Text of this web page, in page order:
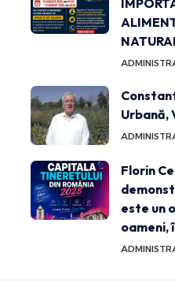
Urbană,
Florin
este un
oameni,